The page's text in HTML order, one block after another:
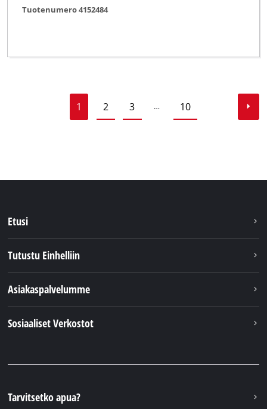
Tuotenumero 4152484
1 2 3 … 10
Etusi
Tutustu Einhelliin
Asiakaspalvelumme
Sosiaaliset Verkostot
Tarvitsetko apua?